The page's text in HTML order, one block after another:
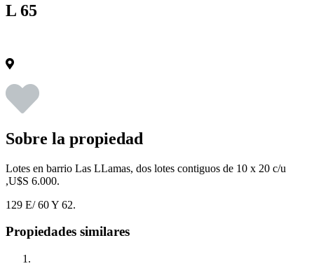
L 65
Sobre la propiedad
Lotes en barrio Las LLamas, dos lotes contiguos de 10 x 20 c/u
,U$S 6.000.
129 E/ 60 Y 62.
Propiedades similares